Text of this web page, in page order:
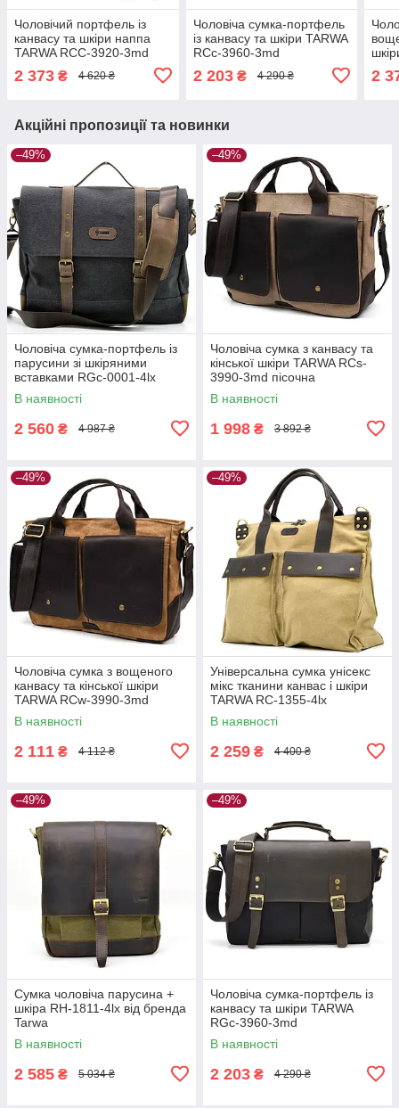
Чоловічий портфель із
канвасу та шкіри наппа
TARWA RCC-3920-3md
2 373 ₴ 4 620 ₴
Чоловіча сумка-портфель
із канвасу та шкіри TARWA
RCc-3960-3md
2 203₴ 4 290 ₴ 2
Акційні пропозиції та новинки
–49%
Чоловіча сумка-портфель із
парусини зі шкіряними
вставками RGc-0001-4lx
бренда TARWA
В наявності
2 560 ₴ 4 987 ₴
–49%
Чоловіча сумка з канвасу та
кінської шкіри TARWA RCs-
3990-3md пісочна
В наявності
1 998 ₴ 3 892 ₴
–49%
Чоловіча сумка з вощеного
канвасу та кінської шкіри
TARWA RCw-3990-3md
В наявності
2 111 ₴ 4 112 ₴
–49%
Універсальна сумка унісекс
мікс тканини канвас і шкіри
TARWA RC-1355-4lx
В наявності
2 259 ₴ 4 400 ₴
–49%
Сумка чоловіча парусина +
шкіра RH-1811-4lx від бренда
Tarwa
В наявності
2 585 ₴ 5 034 ₴
–49%
Чоловіча сумка-портфель із
канвасу та шкіри TARWA
RGc-3960-3md
В наявності
2 203 ₴ 4 290 ₴